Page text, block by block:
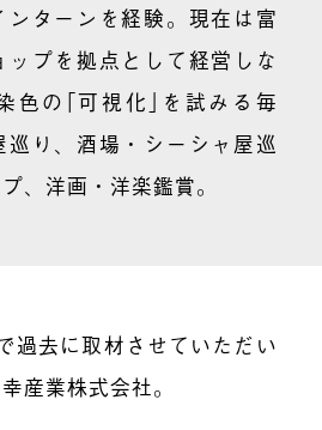
ターンを経験。現在は富
プを拠点として経営しな
色の｢可視化｣を試みる毎
巡り、酒場・シーシャ屋巡
、洋画・洋楽鑑賞。
過去に取材させていただい
産業株式会社。